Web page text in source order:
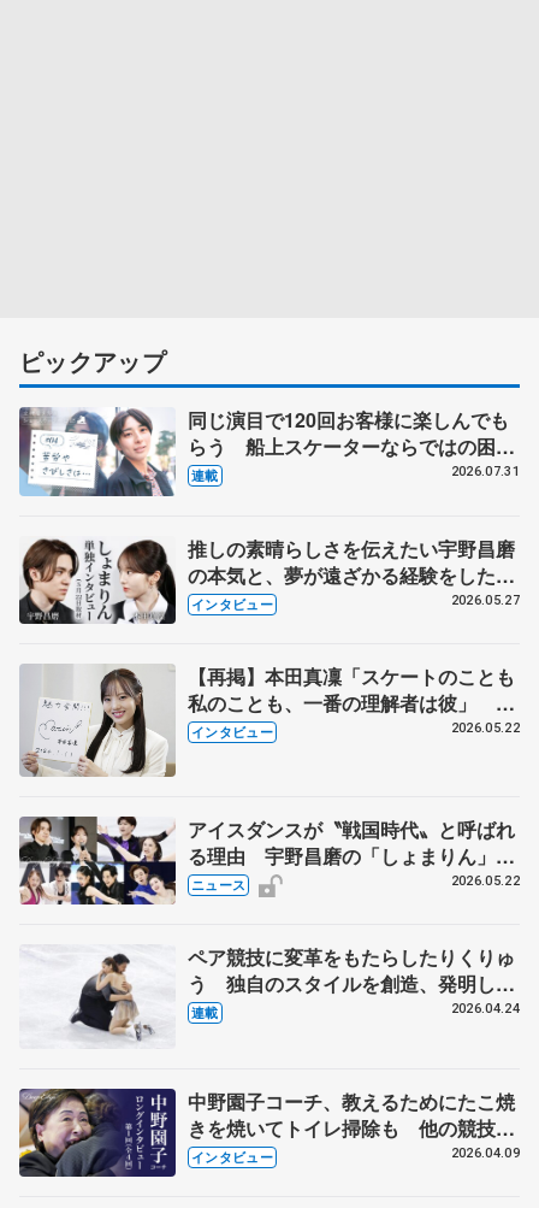
ピックアップ
同じ演目で120回お客様に楽しんでも
らう 船上スケーターならではの困難
とは 影響あったPIW前キャプテン松
連載 2026.07.31
推しの素晴らしさを伝えたい宇野昌磨
の本気と、夢が遠ざかる経験をした本
田真凜の覚悟
インタビュー 2026.05.27
【再掲】本田真凜「スケートのことも
私のことも、一番の理解者は彼」 引
退時の単独インタビューで語った競技
インタビュー 2026.05.22
アイスダンスが〝戦国時代〟と呼ばれ
る理由 宇野昌磨の「しょまりん」ら
実力者が相次いで参戦 国内の競争激
ニュース 2026.05.22
ペア競技に変革をもたらしたりくりゅ
う 独自のスタイルを創造、発明した
【引退発表後②】
連載 2026.04.24
中野園子コーチ、教えるためにたこ焼
きを焼いてトイレ掃除も 他の競技に
も通用するという坂本花織の筋肉
インタビュー 2026.04.09